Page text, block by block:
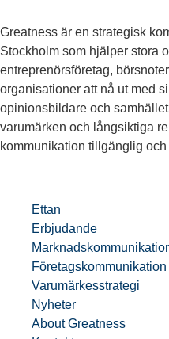
Greatness är en strategisk
Stockholm som hjälper stora
entreprenörsföretag,
organisationer att nå ut med
opinionsbildare och
varumärken och långsiktiga
kommunikation tillgänglig och
Ettan
Erbjudande
Företagskommunikation
Varumärkesstrategi
Nyheter
About Greatness